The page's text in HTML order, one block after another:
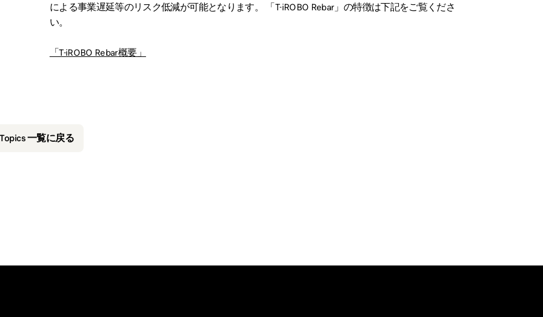
による事業遅延等のリスク低減が可能となります。 「T-iROBO Rebar」の特徴は下記をご覧くださ
い。
「T-iROBO Rebar概要」
一覧に戻る